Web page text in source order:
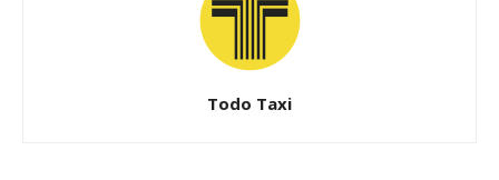
Todo Taxi